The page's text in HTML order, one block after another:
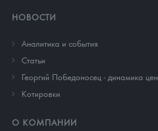
НОВОСТИ
Аналитика и события
Cтатьи
Георгий Победоносец - динамика цен
Котировки
О КОМПАНИИ